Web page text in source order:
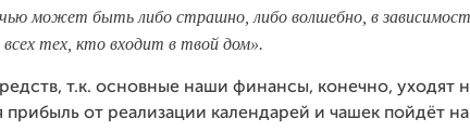
может быть либо страшно, либо волшебно, в
тех, кто входит в твой дом».
т.к. основные наши финансы, конечно, уходят
от реализации календарей и чашек пойдёт на